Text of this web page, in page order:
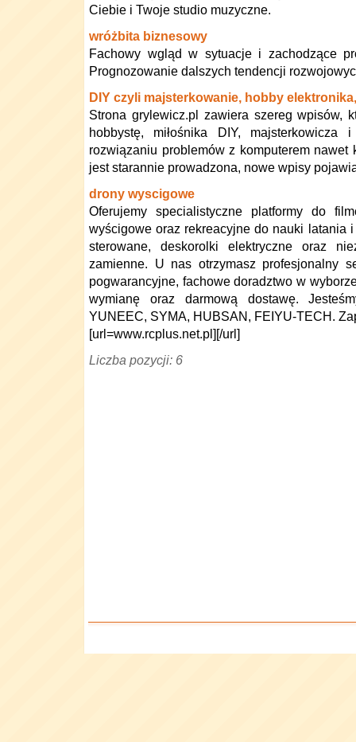
Ciebie i Twoje studio muzyczne.
wróżbita biznesowy
Fachowy wgląd w sytuacje i zachodzące
Prognozowanie dalszych tendencji
DIY czyli majsterkowanie, hobby
Strona grylewicz.pl zawiera szereg wpisów,
hobbystę, miłośnika DIY, majsterkowicza
rozwiązaniu problemów z komputerem nawet
jest starannie prowadzona, nowe wpisy
drony wyscigowe
Oferujemy specialistyczne platformy do
wyścigowe oraz rekreacyjne do nauki latania
sterowane, deskorolki elektryczne oraz
zamienne. U nas otrzymasz profesjonalny
pogwarancyjne, fachowe doradztwo w
wymianę oraz darmową dostawę.
YUNEEC, SYMA, HUBSAN, FEIYU-TECH.
[url=www.rcplus.net.pl][/url]
Liczba pozycji: 6